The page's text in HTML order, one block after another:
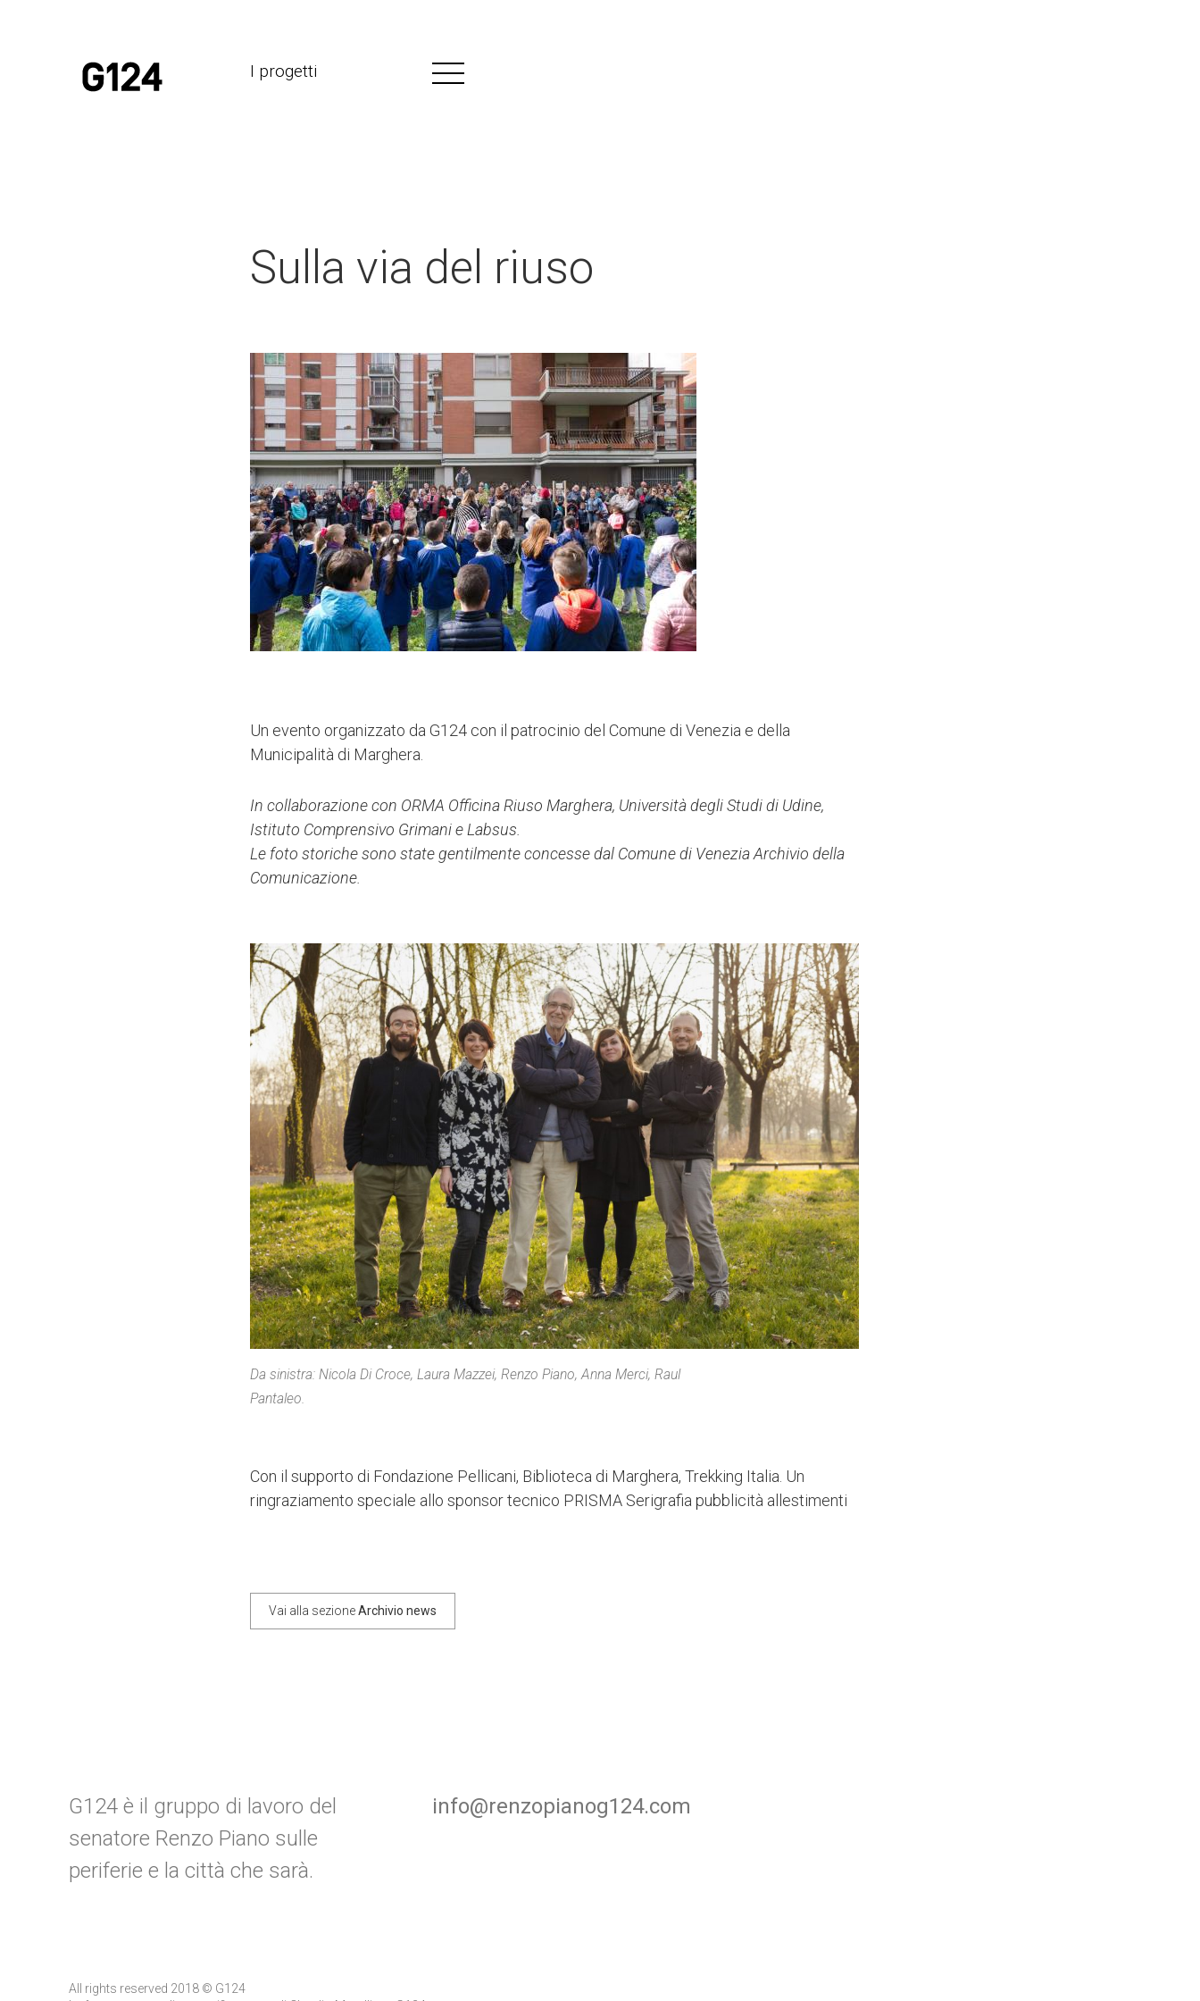
I progetti
Sulla via del riuso
Un evento organizzato da G124 con il patrocinio del Comune di Venezia e della
Municipalità di Marghera.
In collaborazione con ORMA Officina Riuso Marghera, Università degli Studi di Udine,
Istituto Comprensivo Grimani e Labsus.
Le foto storiche sono state gentilmente concesse dal Comune di Venezia Archivio della
Comunicazione.
Da sinistra: Nicola Di Croce, Laura Mazzei, Renzo Piano, Anna Merci, Raul
Pantaleo.
Con il supporto di Fondazione Pellicani, Biblioteca di Marghera, Trekking Italia. Un
ringraziamento speciale allo sponsor tecnico PRISMA Serigrafia pubblicità allestimenti
Vai alla sezioneArchivio news
G124 è il gruppo di lavoro del
senatore Renzo Piano sulle
periferie e la città che sarà.
info@renzopianog124.com
All rights reserved 2018 © G124